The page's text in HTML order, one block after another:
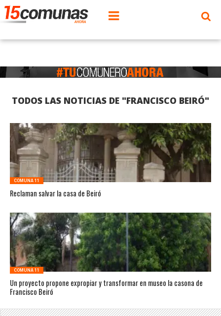
TODOS LAS NOTICIAS DE "FRANCISCO BEIRÓ"
COMUNA 11
Reclaman salvar la casa de Beiró
COMUNA 11
Un proyecto propone expropiar y transformar en museo la casona de
Francisco Beiró